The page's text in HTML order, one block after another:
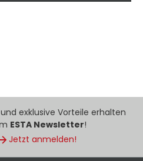
exklusive Vorteile erhalten
ESTA Newsletter!
Jetzt anmelden!